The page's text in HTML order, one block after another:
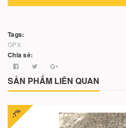
Tags:
GPX
Chia sẻ:
SẢN PHẨM LIÊN QUAN
-7%